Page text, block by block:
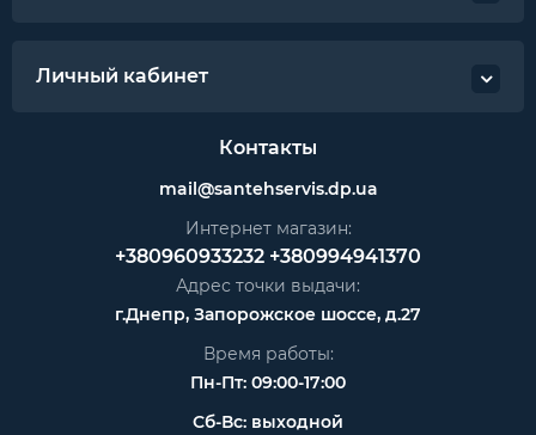
Личный кабинет
Контакты
mail@santehservis.dp.ua
Интернет магазин:
+380960933232 +380994941370
Адрес точки выдачи:
г.Днепр, Запорожское шоссе, д.27
Время работы:
Пн-Пт: 09:00-17:00
Сб-Вс: выходной